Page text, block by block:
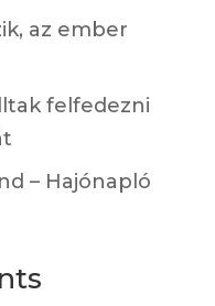
az ember
felfedezni
– Hajónapló